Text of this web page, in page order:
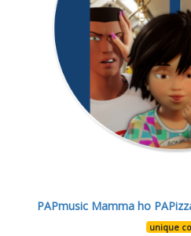
PAPmusic Mamma ho
unique